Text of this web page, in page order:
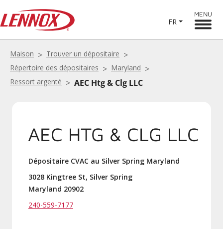
FR
MENU
Maison
Trouver un dépositaire
Répertoire des dépositaires
Maryland
Ressort argenté
AEC Htg & Clg LLC
AEC HTG & CLG LLC
Dépositaire CVAC au Silver Spring Maryland
3028 Kingtree St, Silver Spring
Maryland 20902
240-559-7177